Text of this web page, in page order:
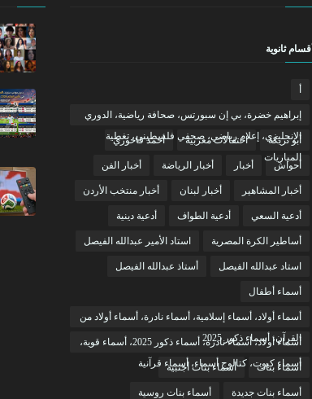
أقسام ثانوية
إبراهيم خضرة، بي إن سبورتس، صحافة رياضية، الدوري
الإنجليزي، إعلام رياضي، صحفي فلسطيني، تغطية
المباريات
أبو تريكة احتفالات مغربية أحمد فاخوري
أحواش أخبار أخبار الرياضة أخبار الفن
أخبار المشاهير أخبار لبنان أخبار منتخب الأردن
أدعية السعي أدعية الطواف أدعية دينية
أساطير الكرة المصرية استاد الأمير عبدالله الفيصل
استاد عبدالله الفيصل أستاذ عبدالله الفيصل
أسماء أطفال
أسماء أولاد، أسماء إسلامية، أسماء نادرة، أسماء أولاد من
القرآن، أسماء ذكور 2025
أسماء أولاد، أسماء نادرة، أسماء ذكور 2025، أسماء قوية،
أسماء كيوت، كتالوج أسماء، أسماء قرآنية
أسماء بنات أسماء بنات أجنبية
أسماء بنات جديدة أسماء بنات روسية